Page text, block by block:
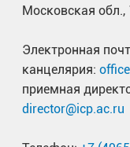
Московская обл.,
Электронная
канцелярия:
приемная
director@icp.ac.ru